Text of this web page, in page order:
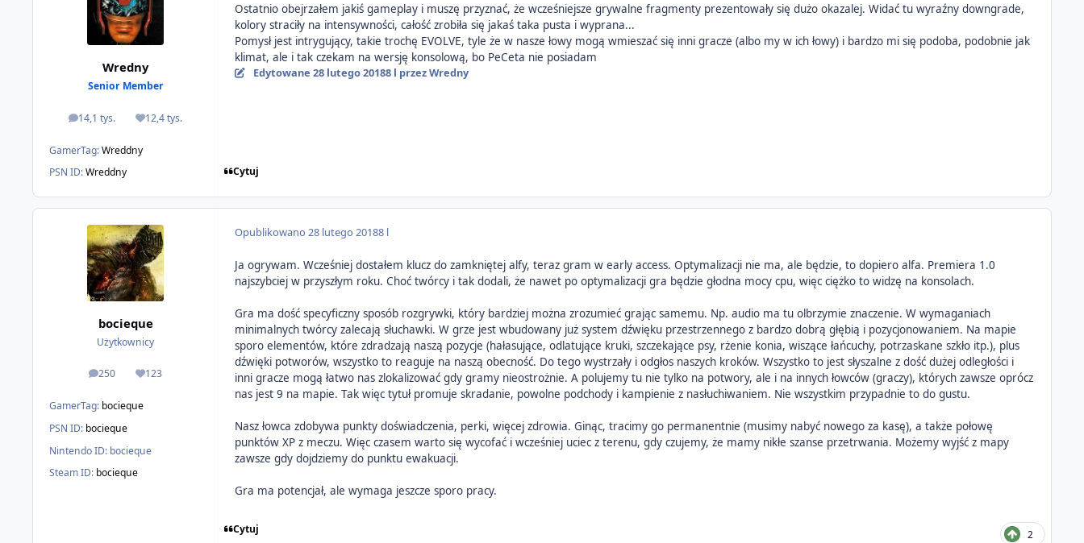
Wredny
Senior Member
14,1 tys.
odpowiedzi12,4 tys.
Reputacja
GamerTag:Wreddny
PSN ID:Wreddny
Ostatnio obejrzałem jakiś gameplay i muszę przyznać, że wcześniejsze grywalne fragmenty prezentowały się dużo okazalej. Widać tu wyraźny downgrade,
kolory straciły na intensywności, całość zrobiła się jakaś taka pusta i wyprana...
Pomysł jest intrygujący, takie trochę EVOLVE, tyle że w nasze łowy mogą wmieszać się inni gracze (albo my w ich łowy) i bardzo mi się podoba, podobnie jak
klimat, ale i tak czekam na wersję konsolową, bo PeCeta nie posiadam
Edytowane 28 lutego 20188 l przez Wredny
Cytuj
bocieque
Użytkownicy
250
odpowiedzi123
Reputacja
GamerTag: bocieque
PSN ID: bocieque
Nintendo ID: bocieque
Steam ID: bocieque
Opublikowano28 lutego 20188 l
Ja ogrywam. Wcześniej dostałem klucz do zamkniętej alfy, teraz gram w early access. Optymalizacji nie ma, ale będzie, to dopiero alfa. Premiera 1.0
najszybciej w przyszłym roku. Choć twórcy i tak dodali, że nawet po optymalizacji gra będzie głodna mocy cpu, więc ciężko to widzę na konsolach.
Gra ma dość specyficzny sposób rozgrywki, który bardziej można zrozumieć grając samemu. Np. audio ma tu olbrzymie znaczenie. W wymaganiach
minimalnych twórcy zalecają słuchawki. W grze jest wbudowany już system dźwięku przestrzennego z bardzo dobrą głębią i pozycjonowaniem. Na mapie
sporo elementów, które zdradzają naszą pozycje (hałasujące, odlatujące kruki, szczekające psy, rżenie konia, wiszące łańcuchy, potrzaskane szkło itp.), plus
dźwięki potworów, wszystko to reaguje na naszą obecność. Do tego wystrzały i odgłos naszych kroków. Wszystko to jest słyszalne z dość dużej odległości i
inni gracze mogą łatwo nas zlokalizować gdy gramy nieostrożnie. A polujemy tu nie tylko na potwory, ale i na innych łowców (graczy), których zawsze oprócz
nas jest 9 na mapie. Tak więc tytuł promuje skradanie, powolne podchody i kampienie z nasłuchiwaniem. Nie wszystkim przypadnie to do gustu.
Nasz łowca zdobywa punkty doświadczenia, perki, więcej zdrowia. Ginąc, tracimy go permanentnie (musimy nabyć nowego za kasę), a także połowę
punktów XP z meczu. Więc czasem warto się wycofać i wcześniej uciec z terenu, gdy czujemy, że mamy nikłe szanse przetrwania. Możemy wyjść z mapy
zawsze gdy dojdziemy do punktu ewakuacji.
Gra ma potencjał, ale wymaga jeszcze sporo pracy.
Cytuj 2